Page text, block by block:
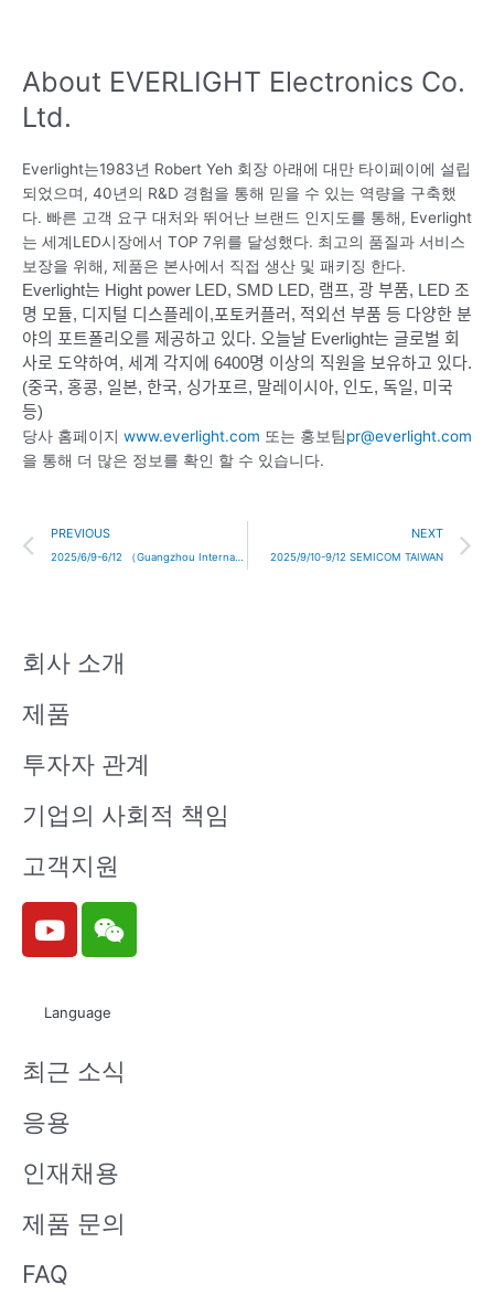
About EVERLIGHT Electronics Co.
Ltd.
Everlight는1983년 Robert Yeh 회장 아래에 대만 타이페이에 설립
되었으며, 40년의 R&D 경험을 통해 믿을 수 있는 역량을 구축했
다. 빠른 고객 요구 대처와 뛰어난 브랜드 인지도를 통해, Everlight
는 세계LED시장에서 TOP 7위를 달성했다. 최고의 품질과 서비스
보장을 위해, 제품은 본사에서 직접 생산 및 패키징 한다.
Everlight는 Hight power LED, SMD LED, 램프, 광 부품, LED 조
명 모듈, 디지털 디스플레이,포토커플러, 적외선 부품 등 다양한 분
야의 포트폴리오를 제공하고 있다. 오늘날 Everlight는 글로벌 회
사로 도약하여, 세계 각지에 6400명 이상의 직원을 보유하고 있다.
(중국, 홍콩, 일본, 한국, 싱가포르, 말레이시아, 인도, 독일, 미국
등)
당사 홈페이지 www.everlight.com 또는 홍보팀pr@everlight.com
을 통해 더 많은 정보를 확인 할 수 있습니다.
Prev
PREVIOUS NEXT
2025/9/10-9/12 SEMICOM TAIWAN
회사 소개
제품
투자자 관계
기업의 사회적 책임
고객지원
Y
o
u
e
W
e
i
n
Language
최근 소식
응용
인재채용
제품 문의
FAQ